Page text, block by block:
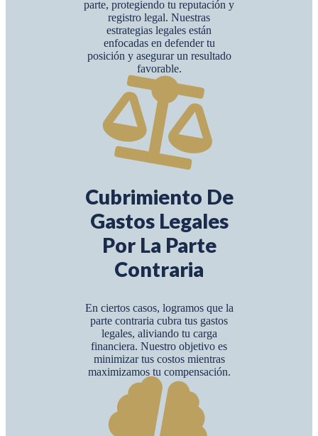
parte, protegiendo tu reputación y
registro legal. Nuestras
estrategias legales están
enfocadas en defender tu
posición y asegurar un resultado
favorable.
Cubrimiento De
Gastos Legales
Por La Parte
Contraria
En ciertos casos, logramos que la
parte contraria cubra tus gastos
legales, aliviando tu carga
financiera. Nuestro objetivo es
minimizar tus costos mientras
maximizamos tu compensación.